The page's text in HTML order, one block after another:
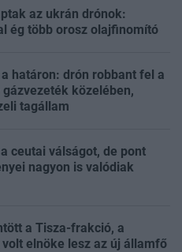
az ukrán drónok:
ég több orosz olajfinomító
határon: drón robbant fel a
közelében,
tagállam
ceutai válságot, de pont
nagyon is valódiak
a Tisza-frakció, a
elnöke lesz az új államfő